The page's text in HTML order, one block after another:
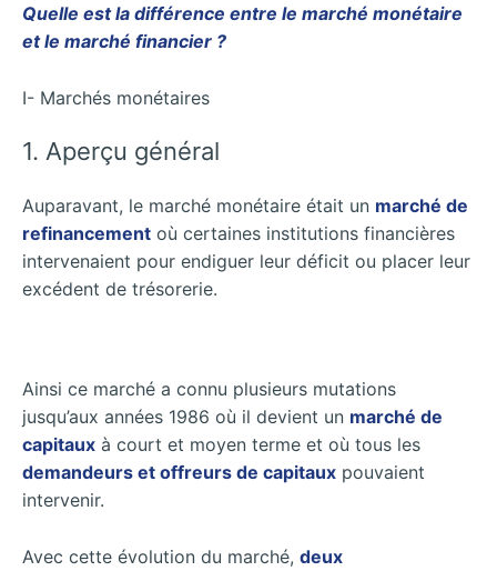
Quelle est la différence entre le marché monétaire
et le marché financier ?
I- Marchés monétaires
1. Aperçu général
Auparavant, le marché monétaire était un marché de
refinancement où certaines institutions financières
intervenaient pour endiguer leur déficit ou placer leur
excédent de trésorerie.
Ainsi ce marché a connu plusieurs mutations
jusqu’aux années 1986 où il devient un marché de
capitaux à court et moyen terme et où tous les
demandeurs et offreurs de capitaux pouvaient
intervenir.
Avec cette évolution du marché, deux